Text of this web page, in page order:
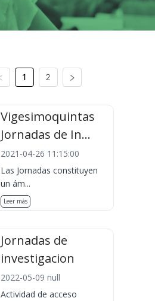
1 2
Vigesimoquintas
Jornadas de In...
2021-04-26 11:15:00
Las Jornadas constituyen
un ám...
Leer más
Jornadas de
investigacion
2022-05-09 null
Actividad de acceso